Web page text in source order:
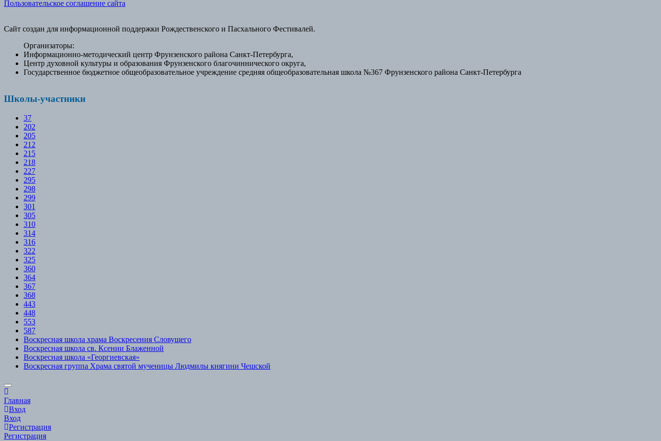
Пользовательское соглашение сайта
Сайт создан для информационной поддержки Рождественского и Пасхального Фестивалей.
Организаторы:
Информационно-методический центр Фрунзенского района Санкт-Петербурга,
Центр духовной культуры и образования Фрунзенского благочиннического округа,
Государственное бюджетное общеобразовательное учреждение средняя общеобразовательная школа №367 Фрунзенского района Санкт-Петербурга
Школы-участники
37
202
205
212
215
218
227
295
298
299
301
305
310
314
316
322
325
360
364
367
368
443
448
553
587
Воскресная школа храма Воскресения Словущего
Воскресная школа св. Ксении Блаженной
Воскресная школа «Георгиевская»
Воскресная группа Храма святой мученицы Людмилы княгини Чешской
Scroll
to
Top
Главная
Вход
Вход
Регистрация
Регистрация